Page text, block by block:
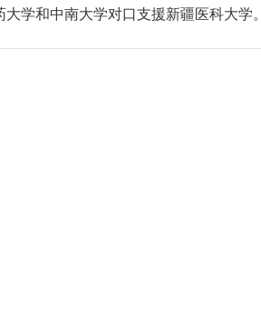
学和中南大学对口支援新疆医科大学。